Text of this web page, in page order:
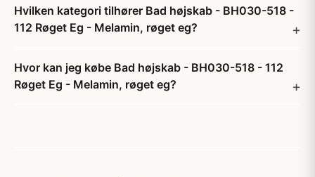
Hvilken kategori tilhører Bad højskab - BH030-518 -
112 Røget Eg - Melamin, røget eg?
Hvor kan jeg købe Bad højskab - BH030-518 - 112
Røget Eg - Melamin, røget eg?